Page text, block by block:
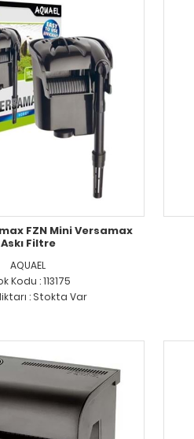
FZN Mini Versamax
Askı Filtre
AQUAEL
Kodu : 113175
: Stokta Var